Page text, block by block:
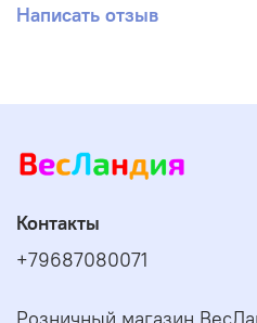
Написать отзыв
Контакты
+79687080071